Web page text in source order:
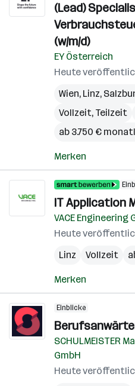
(Lead)
(w/m/d)
EY Österreich
Heute
Wien, Linz,
Vollzeit, Teilzeit
ab 3.750 €
Merken
IT Application
VACE Engineering
Heute
Linz
Vollzeit
Merken
Einblicke
SCHULMEISTER
GmbH
Heute